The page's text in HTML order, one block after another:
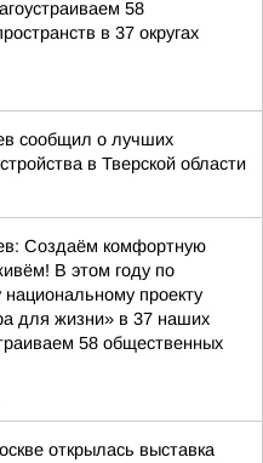
58
в 37 округах
сообщил о лучших
в Тверской области
Создаём комфортную
В этом году по
национальному проекту
для жизни» в 37 наших
58 общественных
открылась выставка